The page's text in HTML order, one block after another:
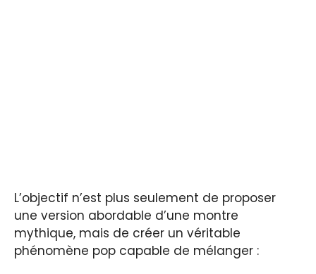
L’objectif n’est plus seulement de proposer
une version abordable d’une montre
mythique, mais de créer un véritable
phénomène pop capable de mélanger :